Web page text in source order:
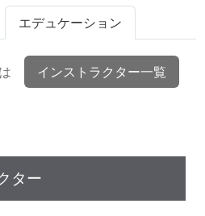
エデュケーション
インストラクター一覧
ター